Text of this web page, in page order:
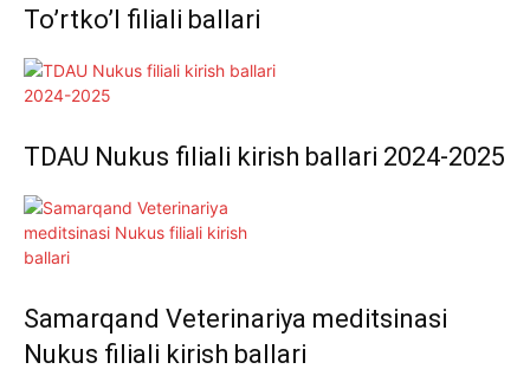
To’rtko’l filiali ballari
TDAU Nukus filiali kirish ballari 2024-2025
Samarqand Veterinariya meditsinasi
Nukus filiali kirish ballari